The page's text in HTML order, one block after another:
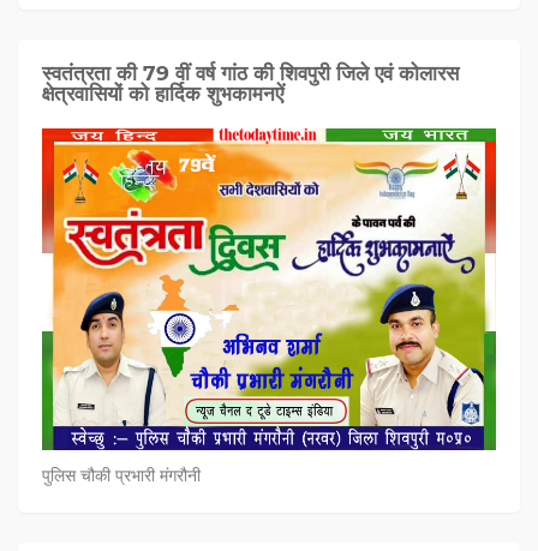
स्वतंत्रता की 79 वीं वर्ष गांठ की शिवपुरी जिले एवं कोलारस
क्षेत्रवासियों को हार्दिक शुभकामनऐं
पुलिस चौकी प्रभारी मंगरौनी